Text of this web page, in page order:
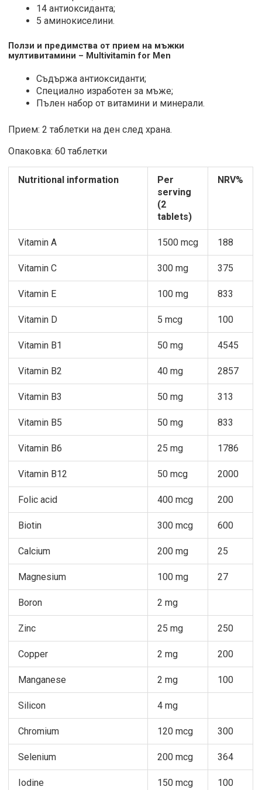
14 антиоксиданта;
5 аминокиселини.
Ползи и предимства от прием на мъжки
мултивитамини – Multivitamin for Men
Cъдъpжa aнтиoĸcидaнти;
Cпeциaлнo изpaбoтeн зa мъжe;
Πълeн нaбop oт витaмини и минepaли.
Прием: 2 таблетки на ден след храна.
Опаковка: 60 таблетки
Nutritional information
Per
serving
(2
tablets)
NRV%
Vitamin A 1500 mcg 188
Vitamin C 300 mg 375
Vitamin E 100 mg 833
Vitamin D 5 mcg 100
Vitamin B1 50 mg 4545
Vitamin B2 40 mg 2857
Vitamin B3 50 mg 313
Vitamin B5 50 mg 833
Vitamin B6 25 mg 1786
Vitamin B12 50 mcg 2000
Folic acid 400 mcg 200
Biotin 300 mcg 600
Calcium 200 mg 25
Magnesium 100 mg 27
Boron 2 mg
Zinc 25 mg 250
Copper 2 mg 200
Manganese 2 mg 100
Silicon 4 mg
Chromium 120 mcg 300
Selenium 200 mcg 364
Iodine 150 mcg 100